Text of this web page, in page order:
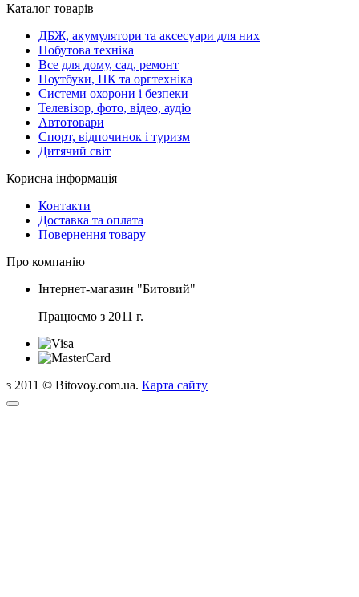
Каталог товарів
ДБЖ, акумулятори та аксесуари для них
Побутова техніка
Все для дому, сад, ремонт
Ноутбуки, ПК та оргтехніка
Системи охорони і безпеки
Телевізор, фото, відео, аудіо
Автотовари
Спорт, відпочинок і туризм
Дитячий світ
Корисна інформація
Контакти
Доставка та оплата
Повернення товару
Про компанію
Інтернет-магазин "Битовий"
Працюємо з 2011 г.
з 2011 © Bitovoy.com.ua. Карта сайту